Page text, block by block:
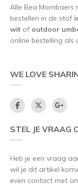
Alle Bea Mombaers
bestellen in de stof
wit of outdoor
online bestelling als
WE LOVE
STEL JE VRAAG
Heb je een vraag
wil je dit artikel
even contact met